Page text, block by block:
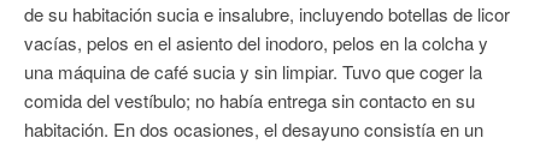
de su habitación sucia e insalubre, incluyendo botellas de licor
vacías, pelos en el asiento del inodoro, pelos en la colcha y
una máquina de café sucia y sin limpiar. Tuvo que coger la
comida del vestíbulo; no había entrega sin contacto en su
habitación. En dos ocasiones, el desayuno consistía en un